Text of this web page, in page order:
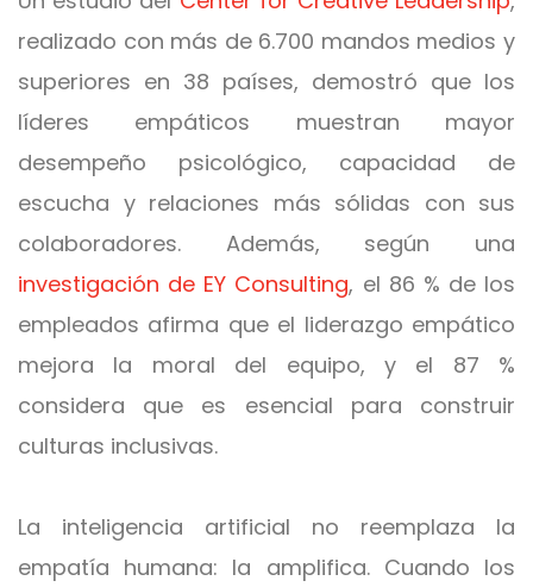
realizado con más de 6.700 mandos medios y
superiores en 38 países, demostró que los
líderes empáticos muestran mayor
desempeño psicológico, capacidad de
escucha y relaciones más sólidas con sus
colaboradores. Además, según una
investigación de EY Consulting, el 86 % de los
empleados afirma que el liderazgo empático
mejora la moral del equipo, y el 87 %
considera que es esencial para construir
culturas inclusivas.
La inteligencia artificial no reemplaza la
empatía humana: la amplifica. Cuando los